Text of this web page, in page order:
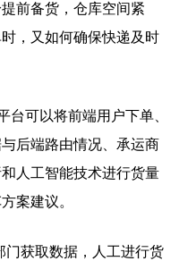
前备货，仓库空间紧
，又如何确保快递及时
可以将前端用户下单、
后端路由情况、承运商
人工智能技术进行货量
案建议。
获取数据，人工进行货